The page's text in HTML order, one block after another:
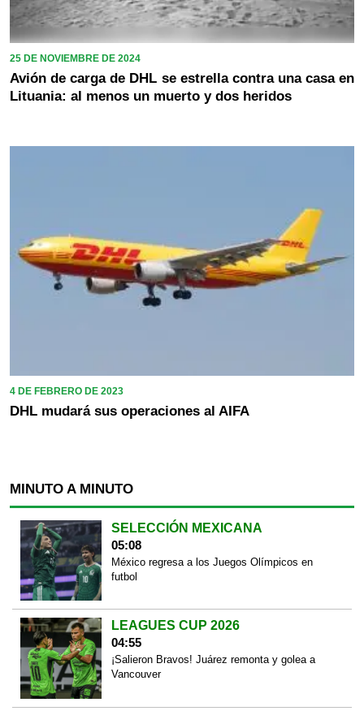
25 DE NOVIEMBRE DE 2024
Avión de carga de DHL se estrella contra una casa en
Lituania: al menos un muerto y dos heridos
4 DE FEBRERO DE 2023
DHL mudará sus operaciones al AIFA
MINUTO A MINUTO
SELECCIÓN MEXICANA
05:08
México regresa a los Juegos Olímpicos en
futbol
LEAGUES CUP 2026
04:55
¡Salieron Bravos! Juárez remonta y golea a
Vancouver